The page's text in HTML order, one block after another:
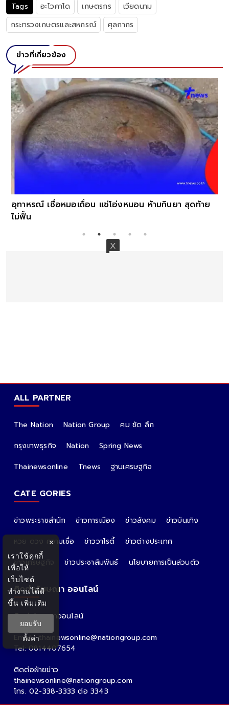
Tags อะโวคาโด เกษตรกร
เวียดนาม
กระทรวงเกษตรและสหกรณ์
ศุลกากร
ข่าวที่เกี่ยวข้อง
อุทาหรณ์ เชื่อหมอเถื่อน แช่โอ่งหนอน ห้ามกินยา สุดท้าย
ไม่ฟื้น
ALL PARTNER
The Nation Nation Group
คม ชัด ลึก
กรุงเทพธุรกิจ
Nation
Spring News
Thainewsonline
Tnews ฐานเศรษฐกิจ
CATE GORIES
ข่าวพระราชสำนัก ข่าวการเมือง ข่าวสังคม
ข่าวบันเทิง
หวย ดวง ความเชื่อ
ข่าววาไรตี้
ข่าวต่างประเทศ
ข่าวเศรษฐกิจ
ข่าวประชาสัมพันธ์ นโยบายการเป็นส่วนตัว
ติดต่อโฆษณา ออนไลน์
ติดต่อโฆษณาออนไลน์
คุณอ้อ
Email : thainewsonline@nationgroup.com
Tel: 0814407654
ติดต่อฝ่ายข่าว
thainewsonline@nationgroup.com
โทร. 02-338-3333 ต่อ 3343
×
เราใช้คุกกี้
เพื่อให้
เว็บไซต์
ทำงานได้ดี
ขึ้น เพิ่มเติม
ยอมรับ
ตั้งค่า